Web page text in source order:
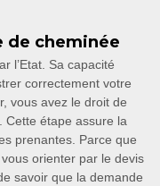
de cheminée
l’Etat. Sa capacité
correctement votre
vous avez le droit de
Cette étape assure la
prenantes. Parce que
orienter par le devis
savoir que la demande